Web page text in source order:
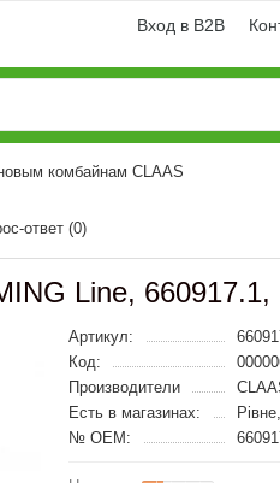
Вход в B2B
комбайнам CLAAS
ответ (0)
Line, 660917.1,
Артикул:
Код:
Производители
Есть в магазинах:
№ OEM: